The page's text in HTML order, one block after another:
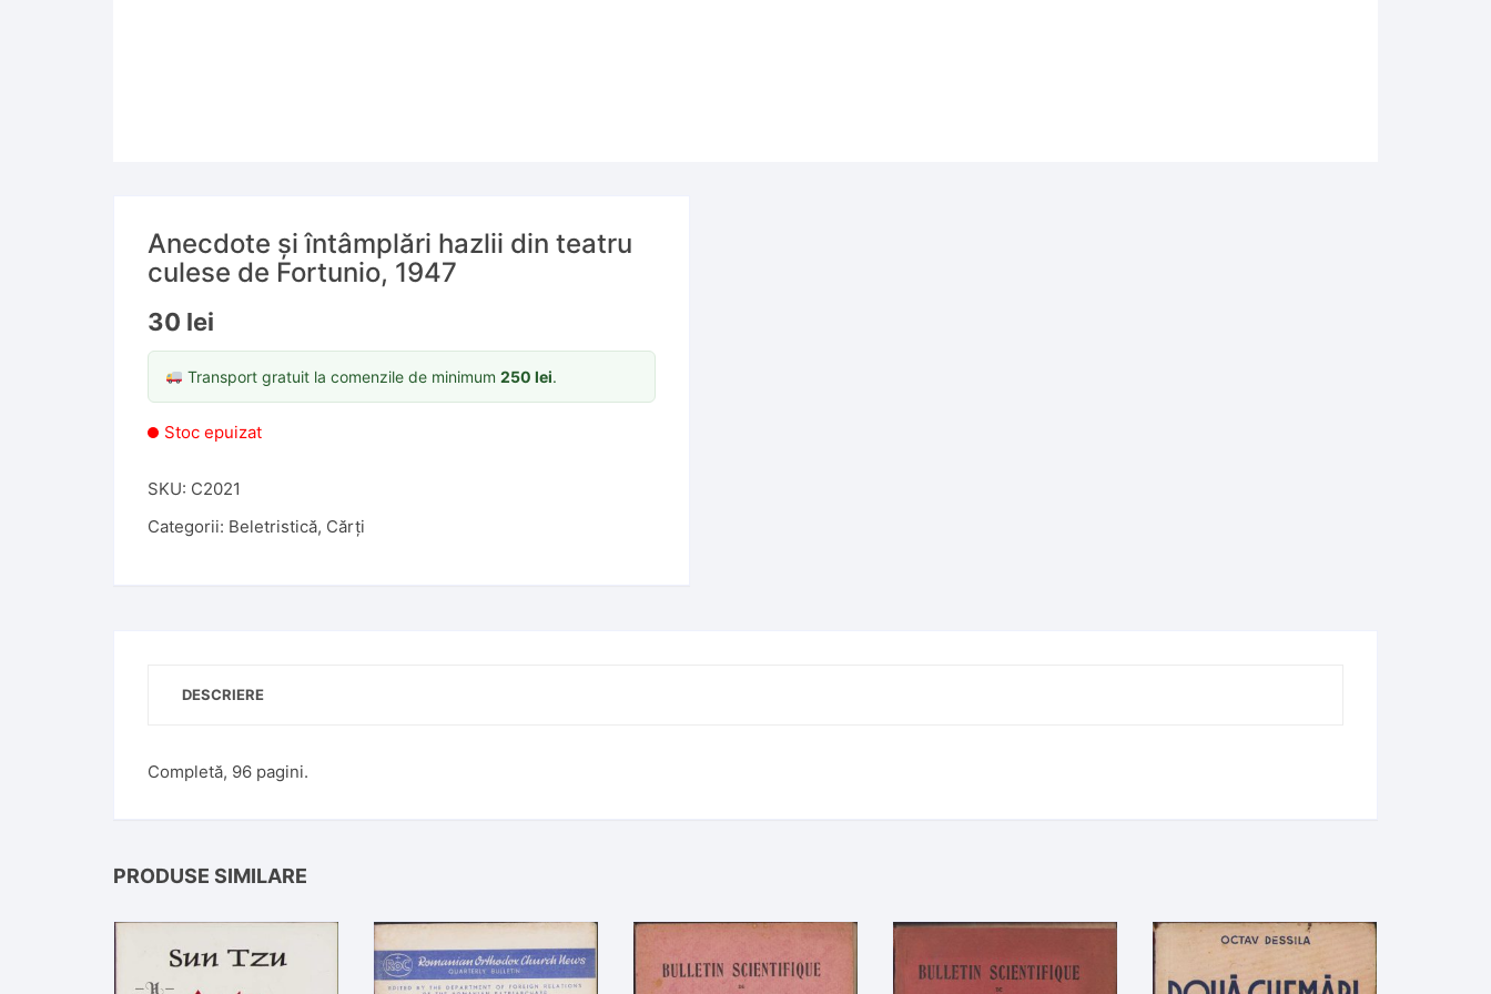
Anecdote și întâmplări hazlii din teatru
culese de Fortunio, 1947
30 lei
Transport gratuit la comenzile de minimum 250 lei.
Stoc epuizat
SKU: C2021
Categorii: Beletristică, Cărți
DESCRIERE
Completă, 96 pagini.
PRODUSE SIMILARE